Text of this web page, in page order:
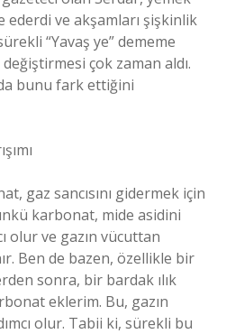
ederdi ve akşamları şişkinlik
“Yavaş ye” dememe
çok zaman aldı.
bunu fark ettiğini
gaz sancısını gidermek için
karbonat, mide asidini
olur ve gazın vücuttan
Ben de bazen, özellikle bir
sonra, bir bardak ılık
eklerim. Bu, gazın
olur. Tabii ki, sürekli bu